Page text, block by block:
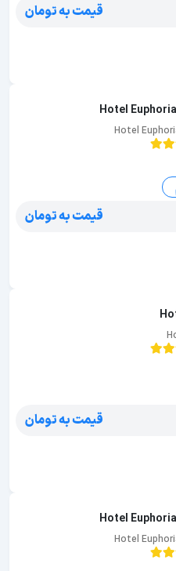
قیمت به تومان
Hotel
Hotel
قیمت به تومان
قیمت به تومان
Hotel
Hotel